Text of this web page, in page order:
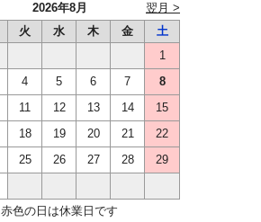
2026年8月
翌月 >
火 水 木 金
土
1
4 5 6 7
8
11 12 13 14
15
18 19 20 21
22
25 26 27 28
29
赤色の日は休業日です